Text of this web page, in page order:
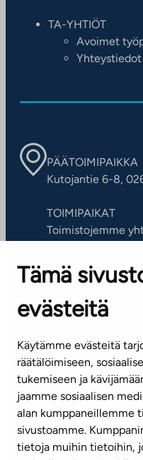
Tämä
evästeitä
Käytämme evästeitä
räätälöimiseen,
tukemiseen ja
jaamme sosiaalisen
alan kumppaneillemme
sivustoamme.
tietoja muihin tietoihin,
TA-YHTIÖT
Avoimet
Yhteystiedot
PÄÄTOIMIPAIKKA
Kutojantie 6-8,
TOIMIPAIKAT
Toimistojemme
Puh. 045 7734
(arkisin klo 8-16)
info@ta.fi
Tilaa uutiskirje